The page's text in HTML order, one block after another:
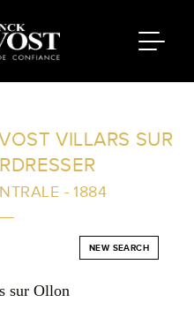
VILLARS SUR
- 1884
NEW SEARCH
sur Ollon